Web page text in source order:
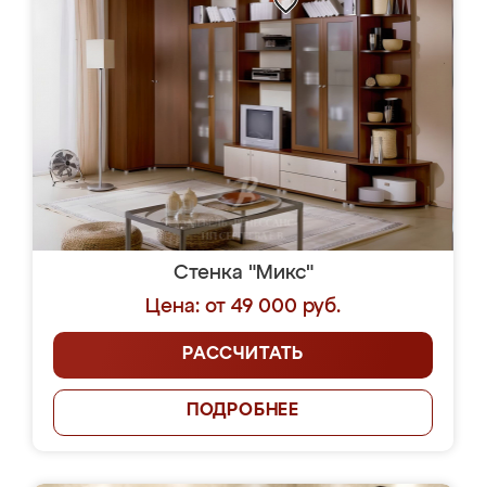
Стенка "Микс"
Цена: от 49 000 руб.
РАССЧИТАТЬ
ПОДРОБНЕЕ